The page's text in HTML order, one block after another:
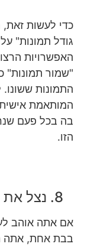
כדי לעשות זאת,
גודל תמונות"
האפשרויות
"שמור תמונות"
התמונות
המותאמת
בה בכל פעם
הזו.
8. נצל את היתרונות של Split View
אם אתה אוהב